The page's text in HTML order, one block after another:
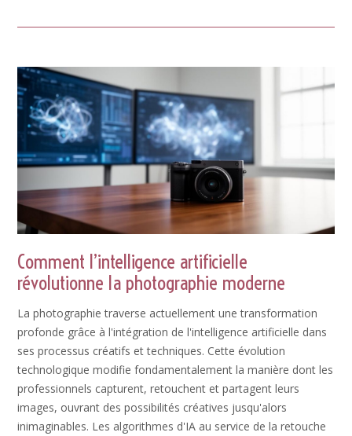
Comment l’intelligence artificielle
révolutionne la photographie moderne
La photographie traverse actuellement une transformation
profonde grâce à l'intégration de l'intelligence artificielle dans
ses processus créatifs et techniques. Cette évolution
technologique modifie fondamentalement la manière dont les
professionnels capturent, retouchent et partagent leurs
images, ouvrant des possibilités créatives jusqu'alors
inimaginables. Les algorithmes d'IA au service de la retouche